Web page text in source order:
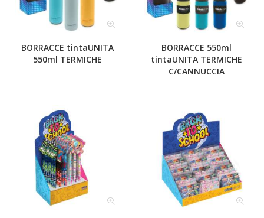
BORRACCE tintaUNITA
550ml TERMICHE
BORRACCE 550ml
tintaUNITA TERMICHE
C/CANNUCCIA